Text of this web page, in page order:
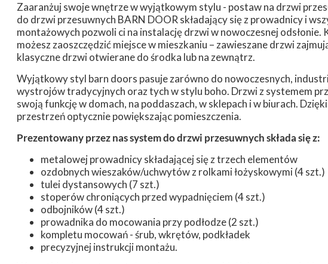
Zaaranżuj swoje wnętrze w wyjątkowym stylu - postaw na drzwi
do drzwi przesuwnych BARN DOOR składający się z prowadnicy i
montażowych pozwoli ci na instalację drzwi w nowoczesnej
możesz zaoszczędzić miejsce w mieszkaniu – zawieszane drzwi
klasyczne drzwi otwierane do środka lub na zewnątrz.
Wyjątkowy styl barn doors pasuje zarówno do nowoczesnych,
wystrojów tradycyjnych oraz tych w stylu boho. Drzwi z systemem
swoją funkcję w domach, na poddaszach, w sklepach i w biurach.
przestrzeń optycznie powiększając pomieszczenia.
Prezentowany przez nas system do drzwi przesuwnych składa się z:
metalowej prowadnicy składającej się z trzech elementów
ozdobnych wieszaków/uchwytów z rolkami łożyskowymi (4 szt.)
tulei dystansowych (7 szt.)
stoperów chroniących przed wypadnięciem (4 szt.)
odbojników (4 szt.)
prowadnika do mocowania przy podłodze (2 szt.)
kompletu mocowań - śrub, wkrętów, podkładek
precyzyjnej instrukcji montażu.